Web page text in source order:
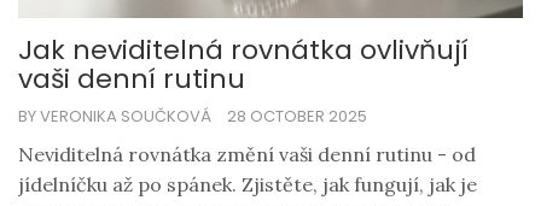
Jak neviditelná rovnátka ovlivňují
vaši denní rutinu
BY VERONIKA SOUČKOVÁ 28 OCTOBER 2025
Neviditelná rovnátka změní vaši denní rutinu - od
jídelníčku až po spánek. Zjistěte, jak fungují, jak je